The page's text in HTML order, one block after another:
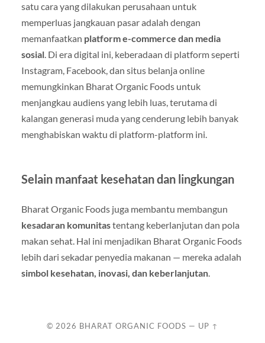
satu cara yang dilakukan perusahaan untuk
memperluas jangkauan pasar adalah dengan
memanfaatkan platform e-commerce dan media
sosial. Di era digital ini, keberadaan di platform seperti
Instagram, Facebook, dan situs belanja online
memungkinkan Bharat Organic Foods untuk
menjangkau audiens yang lebih luas, terutama di
kalangan generasi muda yang cenderung lebih banyak
menghabiskan waktu di platform-platform ini.
Selain manfaat kesehatan dan lingkungan
Bharat Organic Foods juga membantu membangun
kesadaran komunitastentang keberlanjutan dan pola
makan sehat. Hal ini menjadikan Bharat Organic Foods
lebih dari sekadar penyedia makanan — mereka adalah
simbol kesehatan, inovasi, dan keberlanjutan.
© 2026 BHARAT ORGANIC FOODS — UP ↑